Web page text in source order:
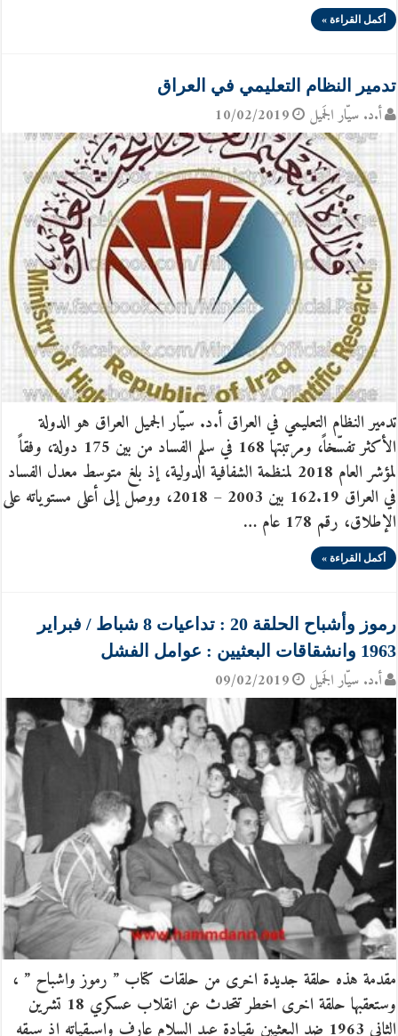
أكمل القراءة »
تدمير النظام التعليمي في العراق
أ.د. سيّار الجَميل 10/02/2019
تدمير النظام التعليمي في العراق أ.د. سيّار الجميل العراق هو الدولة
الأكثر تفسّخاً، ومرتبتها 168 في سلم الفساد من بين 175 دولة، وفقاً
لمؤشر العام 2018 لمنظمة الشفافية الدولية، إذ بلغ متوسط معدل الفساد
في العراق 162.19 بين 2003 – 2018، ووصل إلى أعلى مستوياته على
الإطلاق، رقم 178 عام …
أكمل القراءة »
رموز وأشباح الحلقة 20 : تداعيات 8 شباط / فبراير
1963 وانشقاقات البعثيين : عوامل الفشل
أ.د. سيّار الجَميل 09/02/2019
مقدمة هذه حلقة جديدة اخرى من حلقات كتاب ” رموز واشباح ” ،
وستعقبها حلقة اخرى اخطر تتحدث عن انقلاب عسكري 18 تشرين
الثاني 1963 ضد البعثيين بقيادة عبد السلام عارف واسبقياته اذ سبقه